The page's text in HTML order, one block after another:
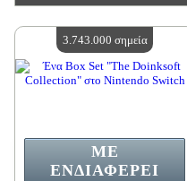
Διαθέσιμη ποσότητα:4
ΜΕ
ΕΝΔΙΑΦΈΡΕΙ
3.743.000 σημεία